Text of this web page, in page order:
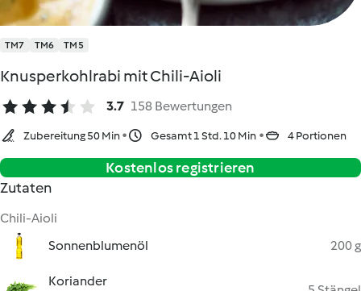
TM7 TM6 TM5
Knusperkohlrabi mit Chili-Aioli
3.7 158 Bewertungen
Zubereitung 50 Min Gesamt 1 Std. 10 Min 4 Portionen
Kostenlos registrieren
Zutaten
Chili-Aioli
Sonnenblumenöl
200 g
Koriander